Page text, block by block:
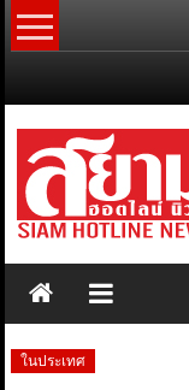
Skip
to
ในประเทศ